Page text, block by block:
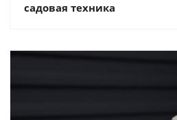
садовая техника